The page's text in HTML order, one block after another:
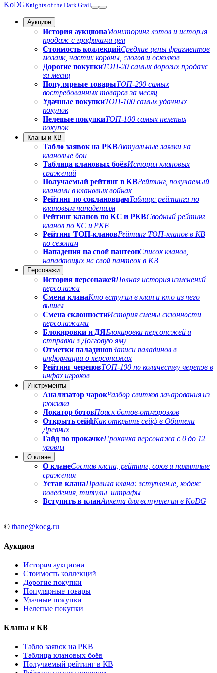
KoDGKnights of the Dark Grail
Аукцион
История аукционаМониторинг лотов и история
продаж с графиками цен
Стоимость коллекцийСредние цены фрагментов
мозаик, частиц короны, слогов и осколков
Дорогие покупкиТОП-20 самых дорогих продаж
за месяц
Популярные товарыТОП-200 самых
востребованных товаров за месяц
Удачные покупкиТОП-100 самых удачных
покупок
Нелепые покупкиТОП-100 самых нелепых
покупок
Кланы и КВ
Табло заявок на РКВАктуальные заявки на
клановые бои
Таблица клановых боёвИстория клановых
сражений
Получаемый рейтинг в КВРейтинг, получаемый
кланами в клановых войнах
Рейтинг по соклановцамТаблица рейтинга по
клановым нападениям
Рейтинг кланов по КС и РКВСводный рейтинг
кланов по КС и РКВ
Рейтинг ТОП-клановРейтинг ТОП-кланов в КВ
по сезонам
Нападения на свой пантеонСписок кланов,
нападающих на свой пантеон в КВ
Персонажи
История персонажейПолная история изменений
персонажа
Смена кланаКто вступил в клан и кто из него
вышел
Смена склонностиИстория смены склонности
персонажами
Блокировки и ДЯБлокировки персонажей и
отправки в Долговую яму
Отметки паладиновЗаписи паладинов в
информации о персонажах
Рейтинг череповТОП-100 по количеству черепов в
инфах игроков
Инструменты
Анализатор чарокРазбор свитков зачарования из
рюкзака
Локатор ботовПоиск ботов-отморозков
Открыть сейфКак открыть сейф в Обители
Древних
Гайд по прокачкеПрокачка персонажа с 0 до 12
уровня
О клане
О кланеСостав клана, рейтинг, союз и памятные
сражения
Устав кланаПравила клана: вступление, кодекс
поведения, титулы, штрафы
Вступить в кланАнкета для вступления в KoDG
© thane@kodg.ru
Аукцион
История аукциона
Стоимость коллекций
Дорогие покупки
Популярные товары
Удачные покупки
Нелепые покупки
Кланы и КВ
Табло заявок на РКВ
Таблица клановых боёв
Получаемый рейтинг в КВ